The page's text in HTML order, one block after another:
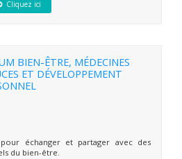
Cliquez ici
BIEN-ÊTRE, MÉDECINES
ET DÉVELOPPEMENT
échanger et partager avec des
du bien-être.